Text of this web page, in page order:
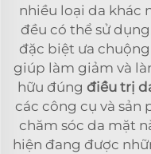
nhiều loại da khác
đều có thể sử
đặc biệt ưa
giúp làm giảm và
hữu đúng điều trị
các công cụ và sản
chăm sóc da mặt
hiện đang được